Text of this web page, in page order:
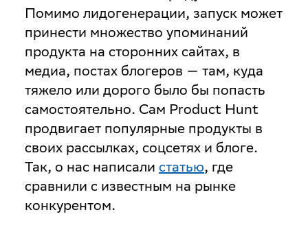
Помимо лидогенерации, запуск может
принести множество упоминаний
продукта на сторонних сайтах, в
медиа, постах блогеров — там, куда
тяжело или дорого было бы попасть
самостоятельно. Сам Product Hunt
продвигает популярные продукты в
своих рассылках, соцсетях и блоге.
Так, о нас написали статью, где
сравнили с известным на рынке
конкурентом.